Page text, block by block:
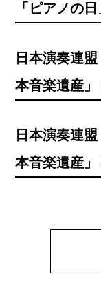
「ピアノの
日本演奏連
本音楽遺産
日本演奏連
本音楽遺産